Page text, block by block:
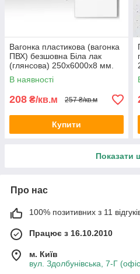
Вагонка пластикова (вагонка
ПВХ) безшовна Біла лак
(глянсова) 250х6000х8 мм.
В наявності
208 ₴/кв.м 257 ₴/кв.м
Купити
Показати
Про нас
100% позитивних з 11
Працює з 16.10.2010
м. Київ
вул. Здолбунівська, 7-Г